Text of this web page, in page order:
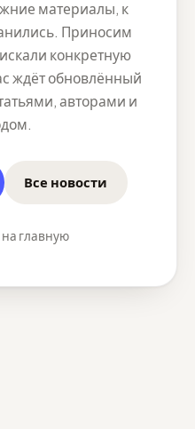
материалы, к
Приносим
конкретную
ждёт обновлённый
авторами и
Все новости
главную